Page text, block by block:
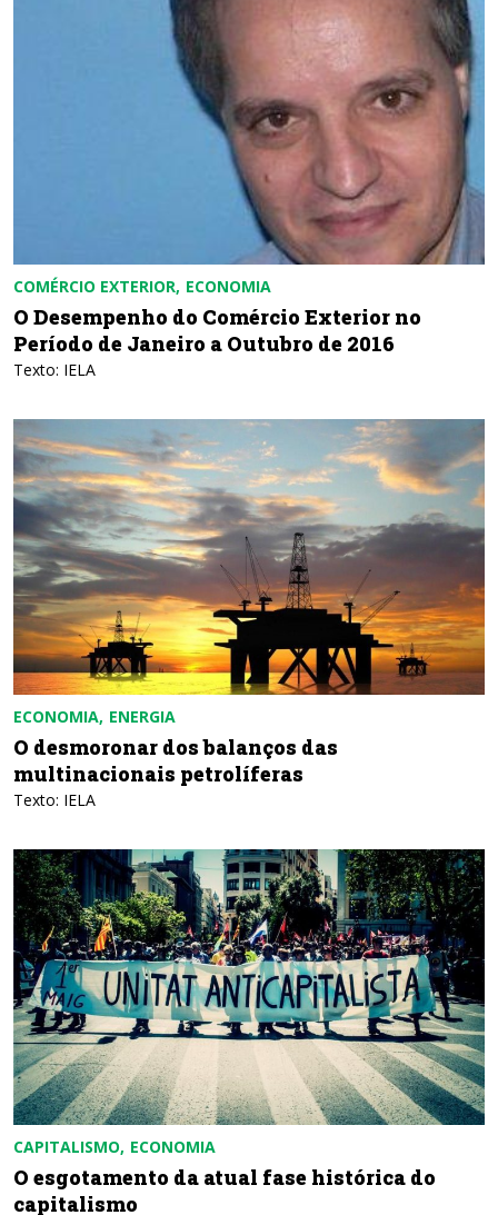
COMÉRCIO EXTERIOR ECONOMIA
O Desempenho do Comércio Exterior no
Período de Janeiro a Outubro de 2016
Texto: IELA
ECONOMIA ENERGIA
O desmoronar dos balanços das
multinacionais petrolíferas
Texto: IELA
CAPITALISMO ECONOMIA
O esgotamento da atual fase histórica do
capitalismo